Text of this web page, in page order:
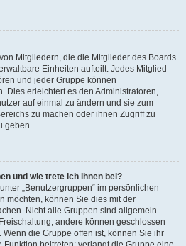
Mitgliedern, die die Mitglieder des Boards
Einheiten aufteilt. Jedes Mitglied
und jeder Gruppe können
Dies erleichtert es den Administratoren,
auf einmal zu ändern und sie zum
zu machen oder ihnen Zugriff zu
geben.
und wie trete ich ihnen bei?
„Benutzergruppen“ im persönlichen
möchten, können Sie dies mit der
Nicht alle Gruppen sind allgemein
andere können geschlossen
die Gruppe offen ist, können Sie ihr